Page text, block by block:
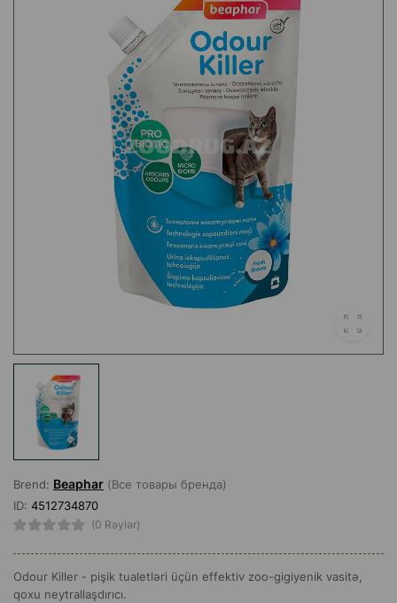
Brend: Beaphar (Все товары бренда)
ID: 4512734870
(0 Rəylər)
Odour Killer - pişik tualetləri üçün effektiv zoo-gigiyenik vasitə,
qoxu neytrallaşdırıcı.